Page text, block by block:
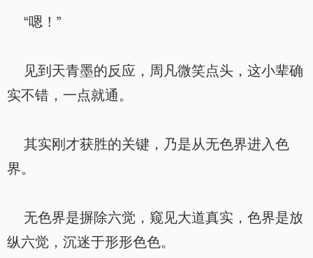
“嗯！”
见到天青墨的反应，周凡微笑点头，这小辈确
实不错，一点就通。
其实刚才获胜的关键，乃是从无色界进入色
界。
无色界是摒除六觉，窥见大道真实，色界是放
纵六觉，沉迷于形形色色。